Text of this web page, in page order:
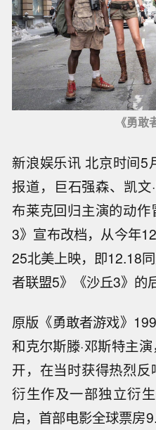
《勇敢
新浪娱乐讯 北京时间5
报道，巨石强森、凯文
布莱克回归主演的动
3》宣布改档，从今年
25北美上映，即12.18
者联盟5》《沙丘3》的
原版《勇敢者游戏》
和克尔斯滕·邓斯特主
开，在当时获得热烈
衍生作及一部独立衍
启，首部电影全球票房